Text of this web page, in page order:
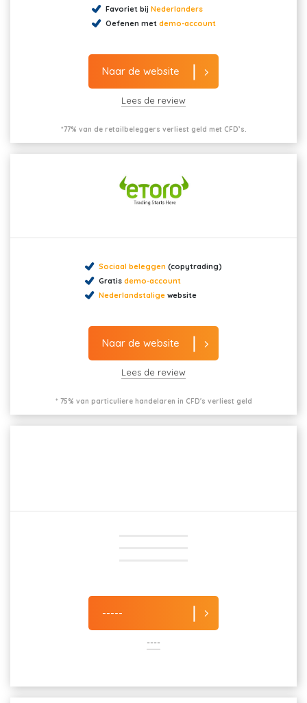
Favoriet bij Nederlanders
Oefenen met demo-account
Naar de website
Lees de review
*77% van de retailbeleggers verliest geld met CFD’s.
Sociaal beleggen (copytrading)
Gratis demo-account
Nederlandstalige website
Naar de website
Lees de review
* 75% van particuliere handelaren in CFD's verliest geld
-----
----